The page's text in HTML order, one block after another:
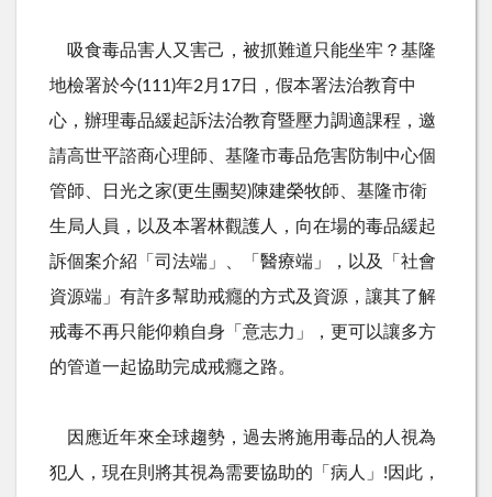
吸食毒品害人又害己，被抓難道只能坐牢？基隆
地檢署於今(111)年2 月 17日，假本署法治教育中
心，辦理毒品緩起訴法治教育暨壓力調適課程，邀
請高世平諮商心理師、基隆市毒品危害防制中心個
管師、日光之家(更生團契)陳建榮牧師、基隆市衛
生局人員，以及本署林觀護人，向在場的毒品緩起
訴個案介紹「司法端」、「醫療端」，以及「社會
資源端」有許多幫助戒癮的方式及資源，讓其了解
戒毒不再只能仰賴自身「意志力」，更可以讓多方
的管道一起協助完成戒癮之路。
因應近年來全球趨勢，過去將施用毒品的人視為
犯人，現在則將其視為需要協助的「病人」 !因此，